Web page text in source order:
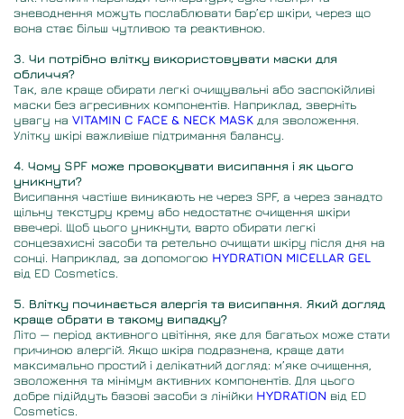
зневоднення можуть послаблювати бар’єр шкіри, через що
вона стає більш чутливою та реактивною.
3. Чи потрібно влітку використовувати маски для
обличчя?
Так, але краще обирати легкі очищувальні або заспокійливі
маски без агресивних компонентів. Наприклад, зверніть
увагу на VITAMIN C FACE & NECK MASK для зволоження.
Улітку шкірі важливіше підтримання балансу.
4. Чому SPF може провокувати висипання і як цього
уникнути?
Висипання частіше виникають не через SPF, а через занадто
щільну текстуру крему або недостатнє очищення шкіри
ввечері. Щоб цього уникнути, варто обирати легкі
сонцезахисні засоби та ретельно очищати шкіру після дня на
сонці. Наприклад, за допомогою HYDRATION MICELLAR GEL
від ED Cosmetics.
5. Влітку починається алергія та висипання. Який догляд
краще обрати в такому випадку?
Літо — період активного цвітіння, яке для багатьох може стати
причиною алергій. Якщо шкіра подразнена, краще дати
максимально простий і делікатний догляд: м’яке очищення,
зволоження та мінімум активних компонентів. Для цього
добре підійдуть базові засоби з лінійки HYDRATION від ED
Cosmetics.